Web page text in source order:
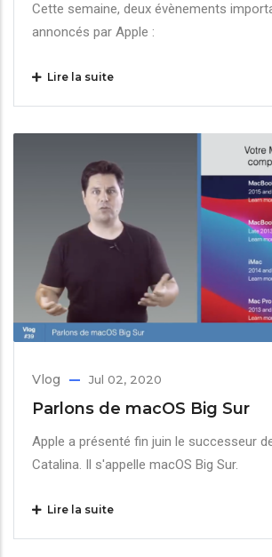
Cette semaine, deux évènements
annoncés par Apple :
Lire la suite
Vlog Jul 02, 2020
Parlons de macOS Big Sur
Apple a présenté fin juin le successeur
Catalina. Il s'appelle macOS Big Sur.
Lire la suite